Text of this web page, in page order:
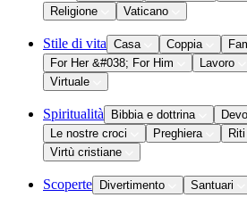
Religione
Vaticano
Stile di vita Casa Coppia
For Her &#038; For Him
Lavoro
Virtuale
Spiritualità Bibbia e dottrina
Le nostre croci
Preghiera Riti
Virtù cristiane
Scoperte Divertimento Santuari